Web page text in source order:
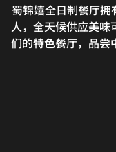
蜀锦嬉全日制餐厅
人，全天候供应美
们的特色餐厅，品尝